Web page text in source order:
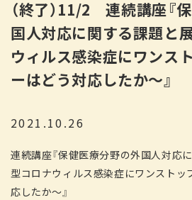
（終了）11/2 連続講座『
国人対応に関する課題と
ウィルス感染症にワンス
ーはどう対応したか～』
2021.10.26
連続講座『保健医療分野の外国人対応
型コロナウィルス感染症にワンストッ
応したか～』